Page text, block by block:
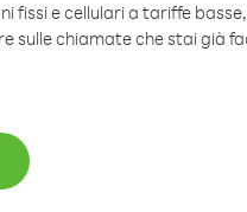
fissi e cellulari a tariffe
sulle chiamate che stai già